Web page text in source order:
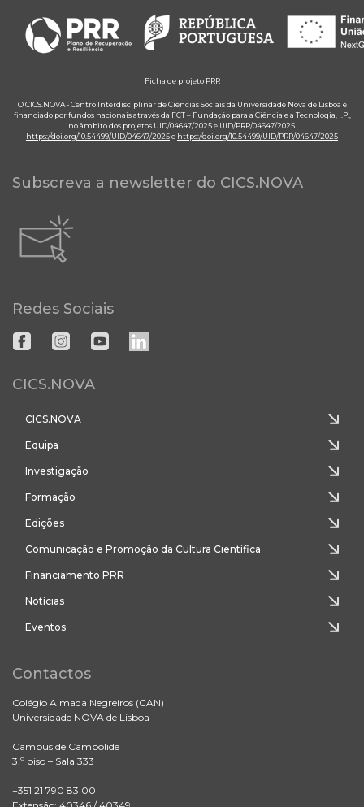
Ficha de projeto PRR
O CICS.NOVA - Centro Interdisciplinar de Ciências Sociais da Universidade Nova de Lisboa é
financiado por fundos nacionais através da FCT – Fundação para a Ciência e a Tecnologia, I.P.,
no âmbito dos projetos UID/04647/2025 e UID/PRR/04647/2025.
https://doi.org/10.54499/UID/04647/2025e https://doi.org/10.54499/UID/PRR/04647/2025
Subscreva a newsletter do CICS.NOVA
Redes Sociais
CICS.NOVA
CICS.NOVA
Equipa
Investigação
Formação
Edições
Comunicação e Promoção da Cultura Científica
Financiamento PRR
Notícias
Eventos
Contactos
Colégio Almada Negreiros (CAN)
Universidade NOVA de Lisboa
Campus de Campolide
3.º piso – Sala 333
+351 21 790 83 00